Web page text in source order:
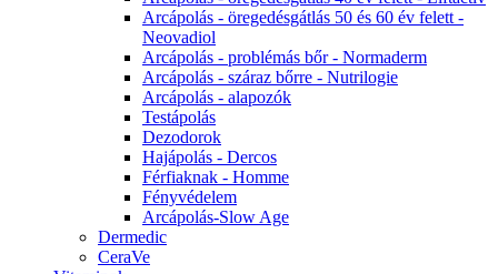
Arcápolás - öregedésgátlás 50 és 60 év felett -
Neovadiol
Arcápolás - problémás bőr - Normaderm
Arcápolás - száraz bőrre - Nutrilogie
Arcápolás - alapozók
Testápolás
Dezodorok
Hajápolás - Dercos
Férfiaknak - Homme
Fényvédelem
Arcápolás-Slow Age
Dermedic
CeraVe